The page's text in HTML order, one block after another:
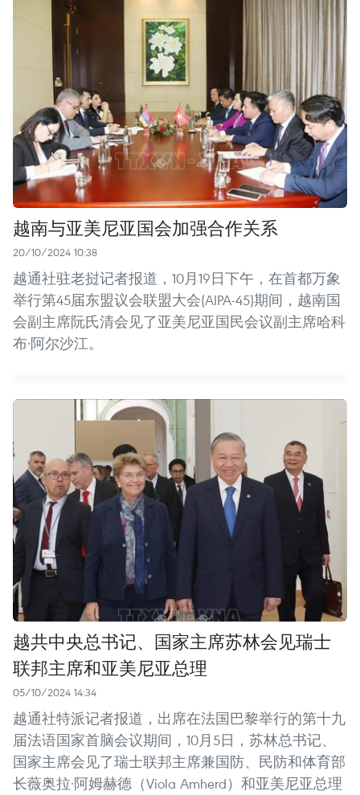
越南与亚美尼亚国会加强合作关系
20/10/2024 10:38
越通社驻老挝记者报道，10月19日下午，在首都万象
举行第45届东盟议会联盟大会(AIPA-45)期间，越南国
会副主席阮氏清会见了亚美尼亚国民会议副主席哈科
布·阿尔沙江。
越共中央总书记、国家主席苏林会见瑞士
联邦主席和亚美尼亚总理
05/10/2024 14:34
越通社特派记者报道，出席在法国巴黎举行的第十九
届法语国家首脑会议期间，10月5日，苏林总书记、
国家主席会见了瑞士联邦主席兼国防、民防和体育部
长薇奥拉·阿姆赫德（Viola Amherd）和亚美尼亚总理